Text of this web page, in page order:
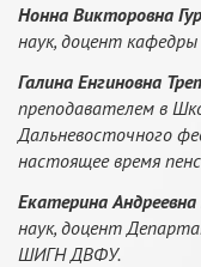
Нонна Викторовна
наук, доцент
Галина Енгиновна
преподавателем в
Дальневосточного
настоящее время
Екатерина Андреевна
наук, доцент
ШИГН ДВФУ.